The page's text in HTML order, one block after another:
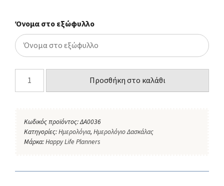
Όνομα στο εξώφυλλο
Προσθήκη στο καλάθι
Κωδικός προϊόντος:ΔΑ0036
Κατηγορίες:Ημερολόγια, Ημερολόγιο Δασκάλας
Μάρκα:Happy Life Planners